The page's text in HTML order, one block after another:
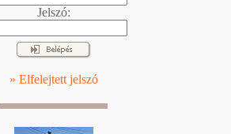
Jelszó:
» Elfelejtett jelszó